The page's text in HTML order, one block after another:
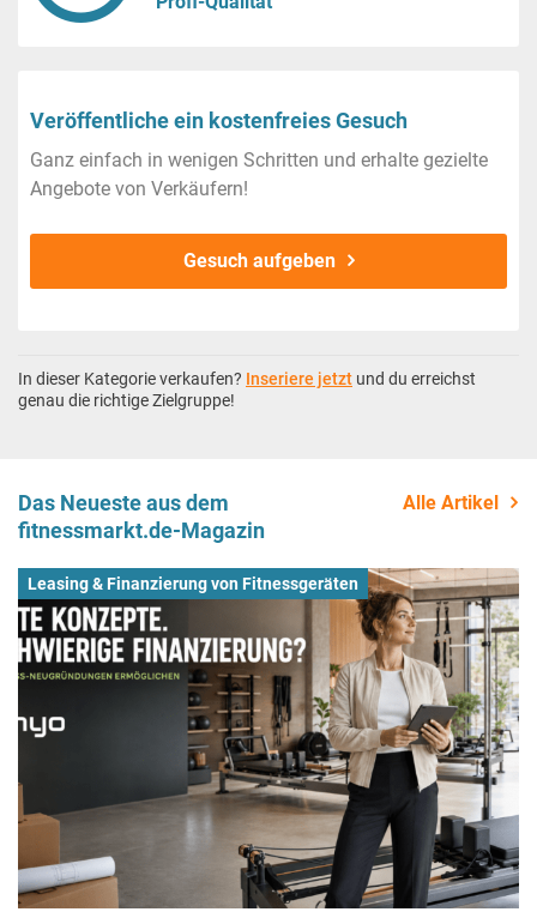
Veröffentliche ein kostenfreies Gesuch
Ganz einfach in wenigen Schritten und erhalte gezielte
Angebote von Verkäufern!
Gesuch aufgeben
In dieser Kategorie verkaufen? Inseriere jetzt und du erreichst
genau die richtige Zielgruppe!
Das Neueste aus dem
fitnessmarkt.de-Magazin
Alle Artikel
Leasing & Finanzierung von Fitnessgeräten